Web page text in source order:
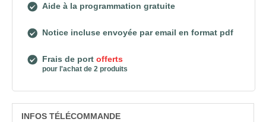
Aide à la programmation gratuite
Notice incluse envoyée par email en format pdf
Frais de port offerts
pour l'achat de 2 produits
INFOS TÉLÉCOMMANDE